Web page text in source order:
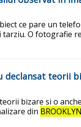
ce pare un
O fotografie
declansat teorii
bizare si o
din BROOKLYN